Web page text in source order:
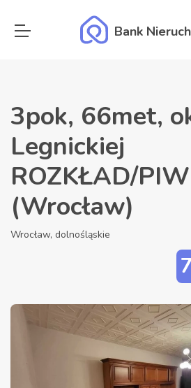
Bank
3pok, 66met,
Legnickiej
ROZKŁAD/
(Wrocław)
Wrocław, dolnośląskie